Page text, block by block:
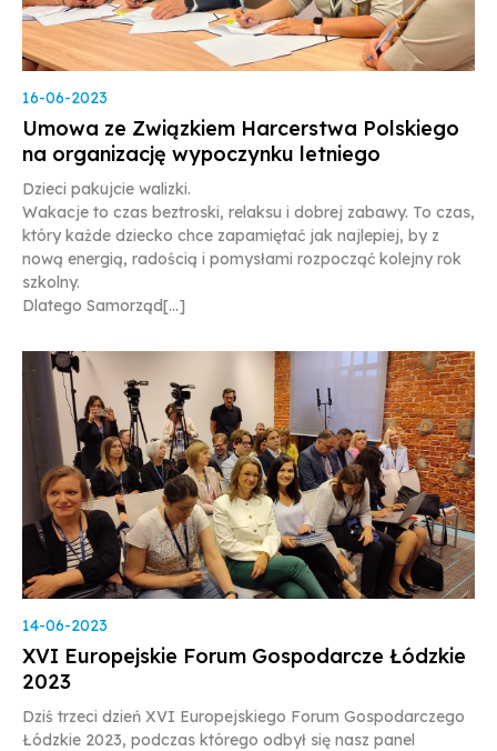
16-06-2023
Umowa ze Związkiem Harcerstwa Polskiego
na organizację wypoczynku letniego
Dzieci pakujcie walizki.
Wakacje to czas beztroski, relaksu i dobrej zabawy. To czas,
który każde dziecko chce zapamiętać jak najlepiej, by z
nową energią, radością i pomysłami rozpocząć kolejny rok
szkolny.
Dlatego Samorząd[...]
14-06-2023
XVI Europejskie Forum Gospodarcze Łódzkie
2023
Dziś trzeci dzień XVI Europejskiego Forum Gospodarczego
Łódzkie 2023, podczas którego odbył się nasz panel